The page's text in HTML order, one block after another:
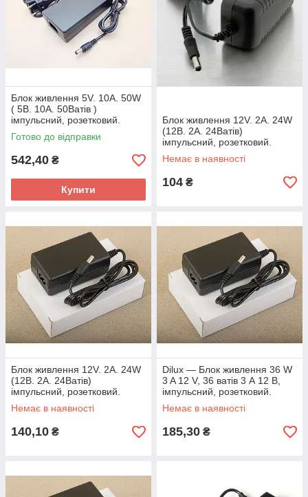
Блок живлення 5V. 10A. 50W
( 5В. 10А. 50Ватів )
імпульсний, розетковий.
Готово до відправки
542,40 ₴
Купити
Блок живлення 12V. 2A. 24W
(12В. 2А. 24Ватів)
імпульсний, розетковий.
Немає в наявності
104 ₴
Блок живлення 12V. 2A. 24W
(12В. 2A. 24Ватів)
імпульсний, розетковий.
Немає в наявності
140,10 ₴
Dilux — Блок живлення 36 W
3 A 12 V, 36 ватів 3 А 12 В,
імпульсний, розетковий.
Немає в наявності
185,30 ₴